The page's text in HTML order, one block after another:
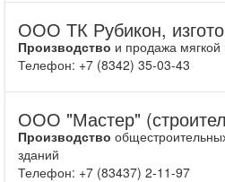
ООО ТК Рубикон,
Производство и продажа
Телефон: +7 (8342) 35-03-43
ООО "Мастер"
Производство
зданий
Телефон: +7 (83437) 2-11-97